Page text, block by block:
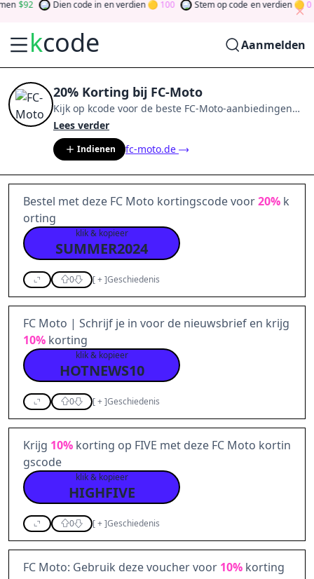
92 Dien code in en verdien 100 Stem op code en verdien 0
kcode Aanmelden
20% Korting bij FC-Moto
Kijk op kcode voor de beste FC-Moto-aanbiedingen
vanaug 2026
tokens door bij te dragen via stemmen, testen, delen
en meer. Drehen Sie den Glücksklee
Sie Geld
Lees verder
Indienen fc-moto.de
Bestel met deze FC Moto kortingscode voor20% k
orting
klik & kopieer
SUMMER2024
0 [+]Geschiedenis
FC Moto | Schrijf je in voor de nieuwsbrief en krijg
10% korting
klik & kopieer
HOTNEWS10
0 [+]Geschiedenis
Krijg 10% korting op FIVE met deze FC Moto kortin
gscode
klik & kopieer
HIGHFIVE
0 [+]Geschiedenis
FC Moto: Gebruik deze voucher voor 10% korting